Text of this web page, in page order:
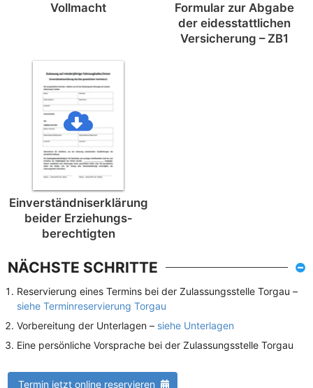
Vollmacht
Formular zur Abgabe
der eides­stattlichen
Versicherung – ZB1
Einverständnis­erklärung
beider Erziehungs­
berechtigten
NÄCHSTE SCHRITTE
Reservierung eines Termins bei der Zulassungsstelle Torgau –
siehe Terminreservierung Torgau
Vorbereitung der Unterlagen – siehe Unterlagen
Eine persönliche Vorsprache bei der Zulassungsstelle Torgau
Termin jetzt online reservieren